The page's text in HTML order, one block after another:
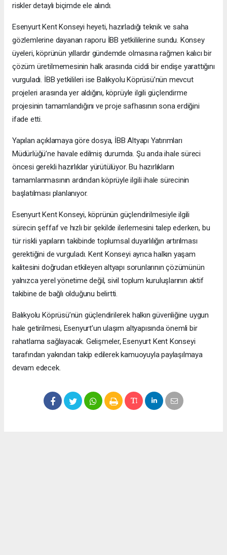
riskler detaylı biçimde ele alındı.
Esenyurt Kent Konseyi heyeti, hazırladığı teknik ve saha
gözlemlerine dayanan raporu İBB yetkililerine sundu. Konsey
üyeleri, köprünün yıllardır gündemde olmasına rağmen kalıcı bir
çözüm üretilmemesinin halk arasında ciddi bir endişe yarattığını
vurguladı. İBB yetkilileri ise Balıkyolu Köprüsü’nün mevcut
projeleri arasında yer aldığını, köprüyle ilgili güçlendirme
projesinin tamamlandığını ve proje safhasının sona erdiğini
ifade etti.
Yapılan açıklamaya göre dosya, İBB Altyapı Yatırımları
Müdürlüğü’ne havale edilmiş durumda. Şu anda ihale süreci
öncesi gerekli hazırlıklar yürütülüyor. Bu hazırlıkların
tamamlanmasının ardından köprüyle ilgili ihale sürecinin
başlatılması planlanıyor.
Esenyurt Kent Konseyi, köprünün güçlendirilmesiyle ilgili
sürecin şeffaf ve hızlı bir şekilde ilerlemesini talep ederken, bu
tür riskli yapıların takibinde toplumsal duyarlılığın artırılması
gerektiğini de vurguladı. Kent Konseyi ayrıca halkın yaşam
kalitesini doğrudan etkileyen altyapı sorunlarının çözümünün
yalnızca yerel yönetime değil, sivil toplum kuruluşlarının aktif
takibine de bağlı olduğunu belirtti.
Balıkyolu Köprüsü’nün güçlendirilerek halkın güvenliğine uygun
hale getirilmesi, Esenyurt’un ulaşım altyapısında önemli bir
rahatlama sağlayacak. Gelişmeler, Esenyurt Kent Konseyi
tarafından yakından takip edilerek kamuoyuyla paylaşılmaya
devam edecek.